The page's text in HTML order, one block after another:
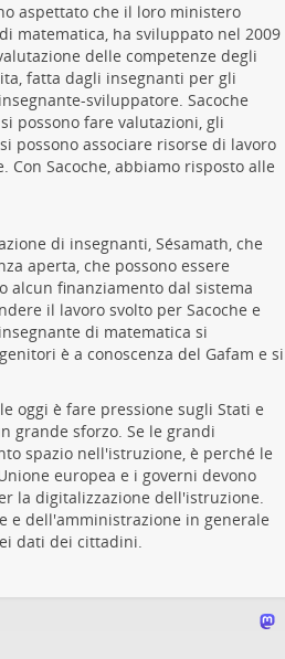
aspettato che il loro ministero
matematica, ha sviluppato nel 2009
delle competenze degli
fatta dagli insegnanti per gli
sviluppatore. Sacoche
possono fare valutazioni, gli
possono associare risorse di lavoro
Sacoche, abbiamo risposto alle
di insegnanti, Sésamath, che
aperta, che possono essere
alcun finanziamento dal sistema
il lavoro svolto per Sacoche e
di matematica si
è a conoscenza del Gafam e si
oggi è fare pressione sugli Stati e
grande sforzo. Se le grandi
spazio nell'istruzione, è perché le
europea e i governi devono
la digitalizzazione dell'istruzione.
e dell'amministrazione in generale
dati dei cittadini.